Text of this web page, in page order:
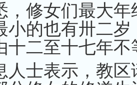
修女们最大年
小的也有卅二岁
十二至十七年不
士表示，教区